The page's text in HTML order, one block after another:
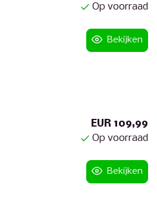
Op voorraad
Bekijken
EUR 109,99
Op voorraad
Bekijken